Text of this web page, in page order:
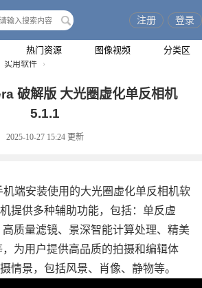
热门资源 图像视频 分类区
注册 登录
实用软件 ›
破解版 大光圈虚化单反相机
5.1.1
2025-10-27 15:24 更新
机端安装使用的大光圈虚化单反相机软
提供多种辅助功能，包括：单反虚
质量滤镜、景深智能计算处理、精美
为用户提供高品质的拍摄和编辑体
情景，包括风景、肖像、静物等。